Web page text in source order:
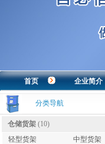
首页 企业简介
分类导航
仓储货架 (10)
轻型货架
中型货架